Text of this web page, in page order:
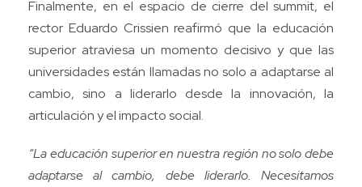
Finalmente, en el espacio de cierre del summit, el
rector Eduardo Crissien reafirmó que la educación
superior atraviesa un momento decisivo y que las
universidades están llamadas no solo a adaptarse al
cambio, sino a liderarlo desde la innovación, la
articulación y el impacto social.
“La educación superior en nuestra región no solo debe
adaptarse al cambio, debe liderarlo. Necesitamos